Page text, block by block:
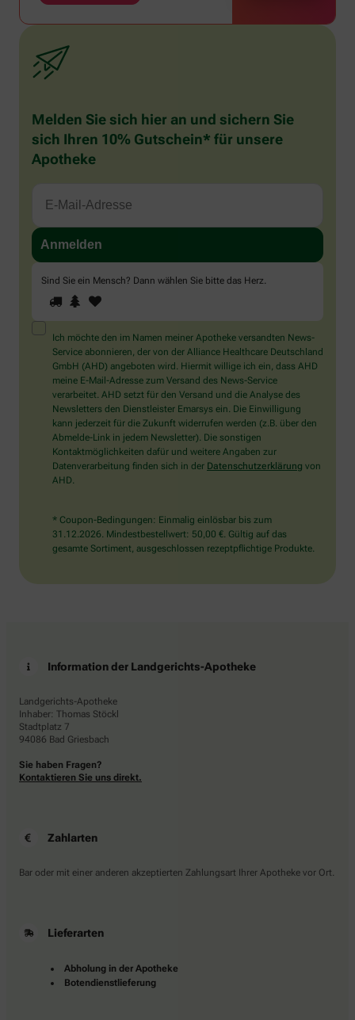
Melden Sie sich hier an und sichern Sie
sich Ihren 10% Gutschein* für unsere
Apotheke
Sind Sie ein Mensch? Dann wählen Sie bitte das Herz
Sie
ein
Mensch?
Dann
wählen
Sie
bitte
das
Herz.
1 2
Ich möchte den im Namen meiner Apotheke versandten News-
Service abonnieren, der von der Alliance Healthcare Deutschland
GmbH (AHD) angeboten wird. Hiermit willige ich ein, dass AHD
meine E-Mail-Adresse zum Versand des News-Service
verarbeitet. AHD setzt für den Versand und die Analyse des
Newsletters den Dienstleister Emarsys ein. Die Einwilligung
kann jederzeit für die Zukunft widerrufen werden (z.B. über den
Abmelde-Link in jedem Newsletter). Die sonstigen
Kontaktmöglichkeiten dafür und weitere Angaben zur
Datenverarbeitung finden sich in der Datenschutzerklärung von
AHD.
* Coupon-Bedingungen: Einmalig einlösbar bis zum
31.12.2026. Mindestbestellwert: 50,00 €. Gültig auf das
gesamte Sortiment, ausgeschlossen rezeptpflichtige Produkte.
Information der Landgerichts-Apotheke
Landgerichts-Apotheke
Inhaber: Thomas Stöckl
Stadtplatz 7
94086 Bad Griesbach
Sie haben Fragen?
Kontaktieren Sie uns direkt.
Zahlarten
Bar oder mit einer anderen akzeptierten Zahlungsart Ihrer Apotheke vor Ort.
Lieferarten
Abholung in der Apotheke
Botendienstlieferung